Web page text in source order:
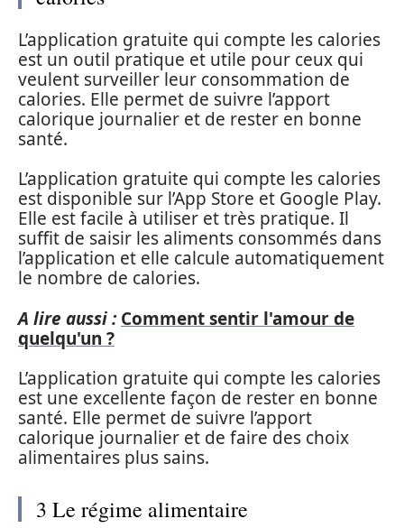
L’application gratuite qui compte les calories
est un outil pratique et utile pour ceux qui
veulent surveiller leur consommation de
calories. Elle permet de suivre l’apport
calorique journalier et de rester en bonne
santé.
L’application gratuite qui compte les calories
est disponible sur l’App Store et Google Play.
Elle est facile à utiliser et très pratique. Il
suffit de saisir les aliments consommés dans
l’application et elle calcule automatiquement
le nombre de calories.
A lire aussi : Comment sentir l'amour de
quelqu'un ?
L’application gratuite qui compte les calories
est une excellente façon de rester en bonne
santé. Elle permet de suivre l’apport
calorique journalier et de faire des choix
alimentaires plus sains.
3 Le régime alimentaire